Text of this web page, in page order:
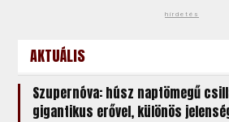
hirdetés
AKTUÁLIS
Szupernóva: húsz naptömegű
gigantikus erővel, különös